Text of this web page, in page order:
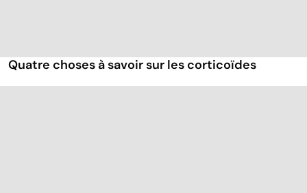
Quatre choses à savoir sur les corticoïdes